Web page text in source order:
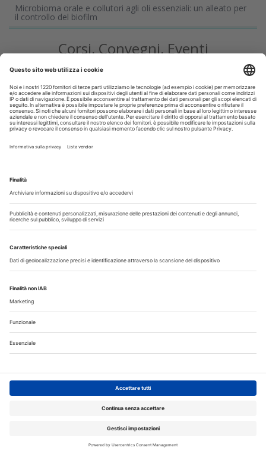
Microbioma orale e collutori agli oli essenziali: un alleato per
il controllo del biofilm
Corsi, Convegni, Eventi
Do Lu Ma Me Gi Ve
Sa
1
2
3 4 5 6 7
9
10 11
23
30
31
OFFRO
Cercasi ASO per studio sito a Mozzate
30 Luglio 2026
Cercasi assistente alla poltrona in Cusago